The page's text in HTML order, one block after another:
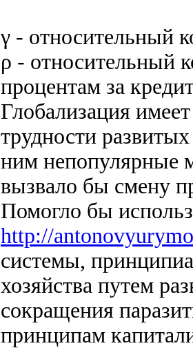
γ - относительный
ρ - относительный
процентам за
Глобализация
трудности
ним непопулярные
вызвало бы смену
Помогло бы
http://
системы,
хозяйства путем
сокращения
принципам